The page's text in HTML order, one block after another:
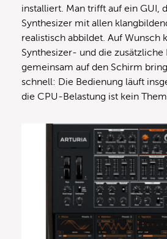
installiert. Man trifft auf ein GUI,
Synthesizer mit allen
realistisch abbildet. Auf Wunsch
Synthesizer- und die zusätzliche
gemeinsam auf den Schirm
schnell: Die Bedienung läuft
die CPU-Belastung ist kein